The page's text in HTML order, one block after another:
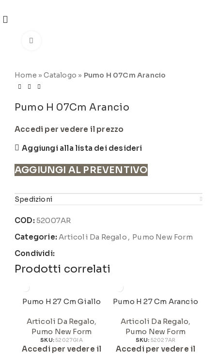
Home »Catalogo » Pumo H 07Cm Arancio
Pumo H 07Cm Arancio
Accedi per vedere il prezzo
Aggiungi alla lista dei desideri
AGGIUNGI AL PREVENTIVO
Spedizioni
COD: 52007AR
Categorie: Articoli Da Regalo , Pumo New Form
Condividi:
Prodotti correlati
Pumo H 27 Cm Giallo
Articoli Da Regalo,
Pumo New Form
SKU:52027GIA
Accedi per vedere il
Pumo H 27 Cm Arancio
Articoli Da Regalo,
Pumo New Form
SKU: 52027AR
Accedi per vedere il